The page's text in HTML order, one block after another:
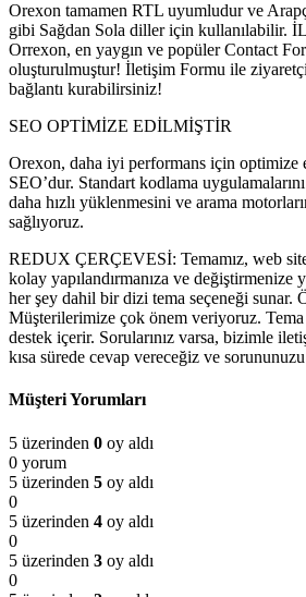
Orexon tamamen RTL uyumludur ve
gibi Sağdan Sola diller için kullanılabilir.
Orrexon, en yaygın ve popüler Contact
oluşturulmuştur! İletişim Formu ile
bağlantı kurabilirsiniz!
SEO OPTİMİZE EDİLMİŞTİR
Orexon, daha iyi performans için optimize
SEO’dur. Standart kodlama
daha hızlı yüklenmesini ve arama
sağlıyoruz.
REDUX ÇERÇEVESİ: Temamız, web
kolay yapılandırmanıza ve değiştirmenize
her şey dahil bir dizi tema seçeneği
Müşterilerimize çok önem veriyoruz.
destek içerir. Sorularınız varsa, bizimle
kısa sürede cevap vereceğiz ve
Müşteri Yorumları
5 üzerinden 0 oy aldı
0 yorum
5 üzerinden 5 oy aldı
0
5 üzerinden 4 oy aldı
0
5 üzerinden 3 oy aldı
0